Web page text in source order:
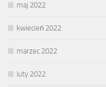
maj 2022
kwiecień 2022
marzec 2022
luty 2022